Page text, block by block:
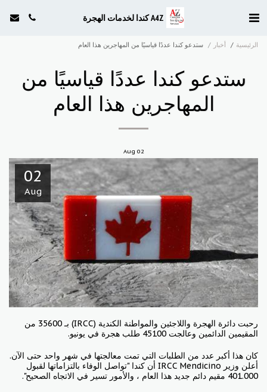
A4Z كندا لخدمات الهجرة
الرئيسية أخبار ستدعو كندا عددًا قياسيًا من المهاجرين هذا العام
ستدعو كندا عددًا قياسيًا من
المهاجرين هذا العام
02
Aug
02
Aug
رحبت دائرة الهجرة واللاجئين والمواطنة الكندية (IRCC) بـ 35600 من
المقيمين الدائمين وعالجت 45100 طلب هجرة في يونيو.
كان هذا أكبر عدد من الطلبات التي تمت معالجتها في شهر واحد حتى الآن.
أعلن وزير IRCC Mendicino أن كندا "تواصل الوفاء بالتزاماتها لقبول
401.000 مقيم دائم جديد هذا العام ، والأمور تسير في الاتجاه الصحيح".